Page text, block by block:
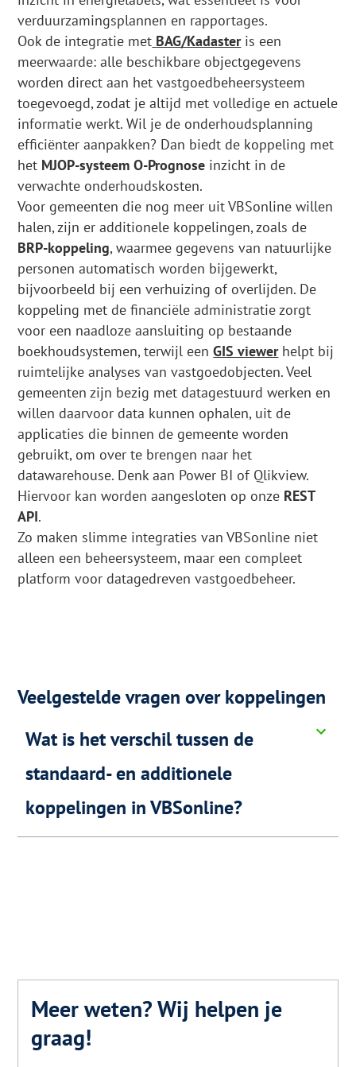
verduurzamingsplannen en rapportages.
Ook de integratie met BAG/Kadasteris een
meerwaarde: alle beschikbare objectgegevens
worden direct aan het vastgoedbeheersysteem
toegevoegd, zodat je altijd met volledige en actuele
informatie werkt. Wil je de onderhoudsplanning
efficiënter aanpakken? Dan biedt de koppeling met
het MJOP-systeem O-Prognose inzicht in de
verwachte onderhoudskosten.
Voor gemeenten die nog meer uit VBSonline willen
halen, zijn er additionele koppelingen, zoals de
BRP-koppeling, waarmee gegevens van natuurlijke
personen automatisch worden bijgewerkt,
bijvoorbeeld bij een verhuizing of overlijden. De
koppeling met de financiële administratie zorgt
voor een naadloze aansluiting op bestaande
boekhoudsystemen, terwijl eenGIS viewerhelpt bij
ruimtelijke analyses van vastgoedobjecten. Veel
gemeenten zijn bezig met datagestuurd werken en
willen daarvoor data kunnen ophalen, uit de
applicaties die binnen de gemeente worden
gebruikt, om over te brengen naar het
datawarehouse. Denk aan Power BI of Qlikview.
Hiervoor kan worden aangesloten op onze REST
API.
Zo maken slimme integraties van VBSonline niet
alleen een beheersysteem, maar een compleet
platform voor datagedreven vastgoedbeheer.
Veelgestelde vragen over koppelingen
Wat is het verschil tussen de
standaard- en additionele
koppelingen in VBSonline?
Meer weten? Wij helpen je
graag!